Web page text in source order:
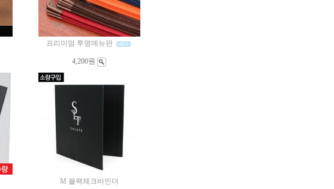
프리미엄 투명메뉴판
4,200원
M 블랙체크바인더